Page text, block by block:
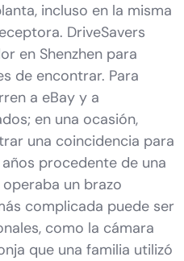
incluso en la misma
DriveSavers
en Shenzhen para
de encontrar. Para
a eBay y a
en una ocasión,
una coincidencia para
procedente de una
un brazo
complicada puede ser
como la cámara
que una familia utilizó